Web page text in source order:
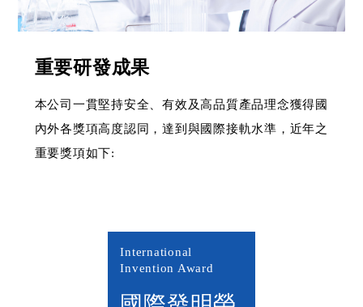
重要研發成果
本公司一貫堅持安全、有效及高品質產品理念獲得國
內外各獎項高度認同，達到與國際接軌水準，近年之
重要獎項如下:
International
Invention Award